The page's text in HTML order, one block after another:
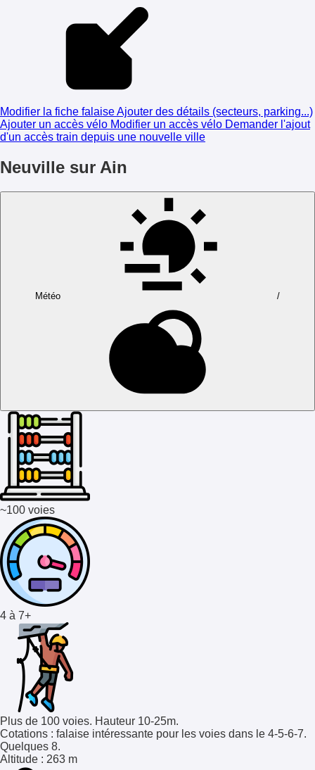
Modifier la fiche falaiseAjouter des détails (secteurs, parking...)
Ajouter un accès vélo Modifier un accès vélo Demander l'ajout
d'un accès train depuis une nouvelle ville
Neuville sur Ain
Météo /
~100 voies
4 à 7+
Plus de 100 voies. Hauteur 10-25m.
Cotations : falaise intéressante pour les voies dans le 4-5-6-7.
Quelques 8.
Altitude : 263 m